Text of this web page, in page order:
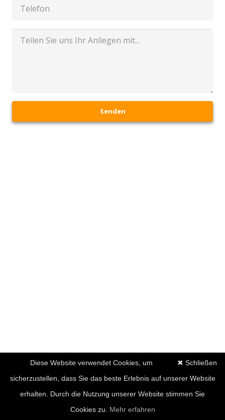
Senden
✖ Schließen
Diese Website verwendet Cookies, um
sicherzustellen, dass Sie das beste Erlebnis auf unserer Website
erhalten. Durch die Nutzung unserer Website stimmen Sie
Cookies zu. Mehr erfahren